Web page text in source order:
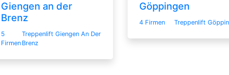
Giengen an der
Brenz
5
Firmen
Treppenlift Giengen An Der
Brenz
Göppingen
4 Firmen Treppenlift